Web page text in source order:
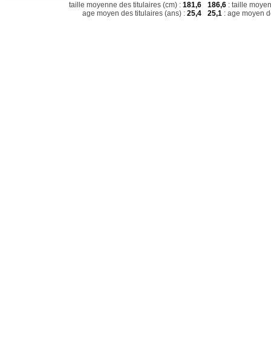
taille moyenne des titulaires (cm) : 181,6
age moyen des titulaires (ans) : 25,4
186,6 : taille
25,1 : age moyen